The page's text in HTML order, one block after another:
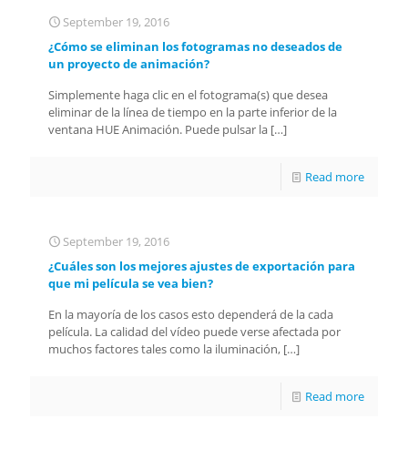
September 19, 2016
¿Cómo se eliminan los fotogramas no deseados de
un proyecto de animación?
Simplemente haga clic en el fotograma(s) que desea
eliminar de la línea de tiempo en la parte inferior de la
ventana HUE Animación. Puede pulsar la […]
Read more
September 19, 2016
¿Cuáles son los mejores ajustes de exportación para
que mi película se vea bien?
En la mayoría de los casos esto dependerá de la cada
película. La calidad del vídeo puede verse afectada por
muchos factores tales como la iluminación, […]
Read more